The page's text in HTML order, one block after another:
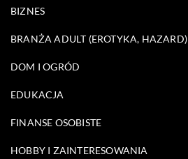
BIZNES
BRANŻA ADULT (EROTYKA, HAZARD)
DOM I OGRÓD
EDUKACJA
FINANSE OSOBISTE
HOBBY I ZAINTERESOWANIA